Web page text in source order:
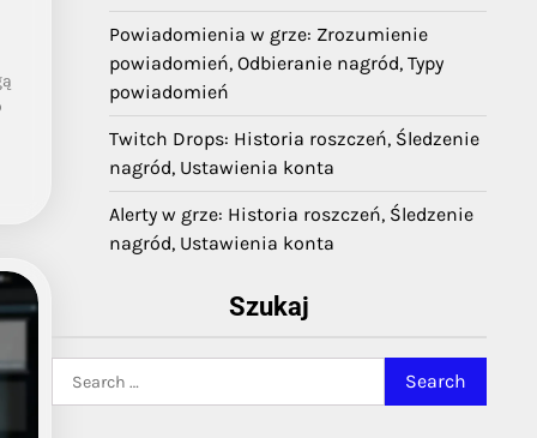
Powiadomienia w grze: Zrozumienie
powiadomień, Odbieranie nagród, Typy
powiadomień
Twitch Drops: Historia roszczeń, Śledzenie
nagród, Ustawienia konta
Alerty w grze: Historia roszczeń, Śledzenie
nagród, Ustawienia konta
Szukaj
for: